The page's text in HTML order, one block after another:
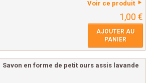
Voir ce produit
1,00 €
AJOUTER AU
PANIER
Savon en forme de petit ours assis lavande